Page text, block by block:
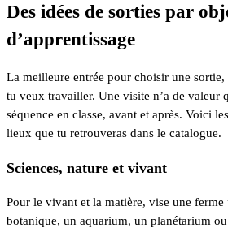
Des idées de sorties par
d’apprentissage
La meilleure entrée pour choisir une sortie,
tu veux travailler. Une visite n’a de valeur
séquence en classe, avant et après. Voici
lieux que tu retrouveras dans le catalogue.
Sciences, nature et vivant
Pour le vivant et la matière, vise une
botanique, un aquarium, un planétarium